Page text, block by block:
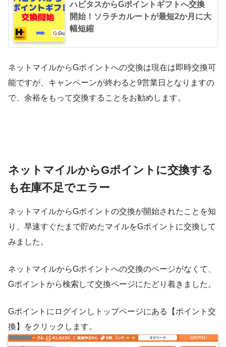
ハピタスからGポイントギフトへ交換
開始！ソラチカルートが最短2か月に大
幅短縮
ネットマイルからGポイントへの交換は現在は即時交換可
能ですが、キャンペーンが終わると9営業日となりますの
で、余裕をもって交換することをお勧めします。
ネットマイルからGポイントに交換する
も在庫不足でエラー
ネットマイルからGポイントの交換が開始されたことを知
り、早速すぐたまで貯めたマイルをGポイントに交換して
みました。
ネットマイルからGポイントへの交換のページがなくて、
Gポイントから検索して交換ページにたどり着きました。
Gポイントにログインしトップページにある【ポイント交
換】をクリックします。